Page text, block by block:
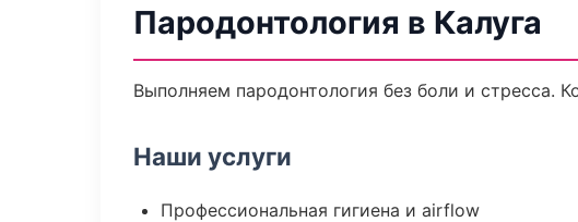
Пародонтология в Калуга
Выполняем пародонтология без боли и стресса.
Наши услуги
Профессиональная гигиена и airflow